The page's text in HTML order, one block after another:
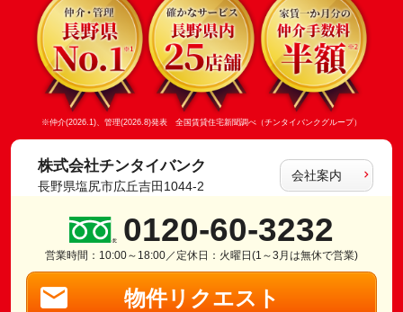
※仲介(2026.1)、管理(2026.8)発表 全国賃貸住宅新聞調べ（チンタイバンクグループ）
株式会社チンタイバンク
長野県塩尻市広丘吉田1044-2
会社案内
0120-60-3232
営業時間：10:00～18:00／定休日：火曜日(1～3月は無休で営業)
物件リクエスト